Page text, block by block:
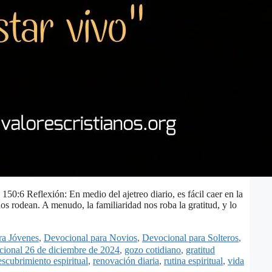
Reflexión: En medio del ajetreo diario, es fácil caer en la
rodean. A menudo, la familiaridad nos roba la gratitud, y lo
Jóvenes, Devocional para Novios, Devocional para Solteros,
26 de diciembre de 2024, gozo cotidiano, gratitud
espiritual, renovación diaria, rutina espiritual, vida